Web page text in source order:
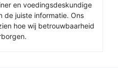
en voedingsdeskundige
de juiste informatie. Ons
hoe wij betrouwbaarheid